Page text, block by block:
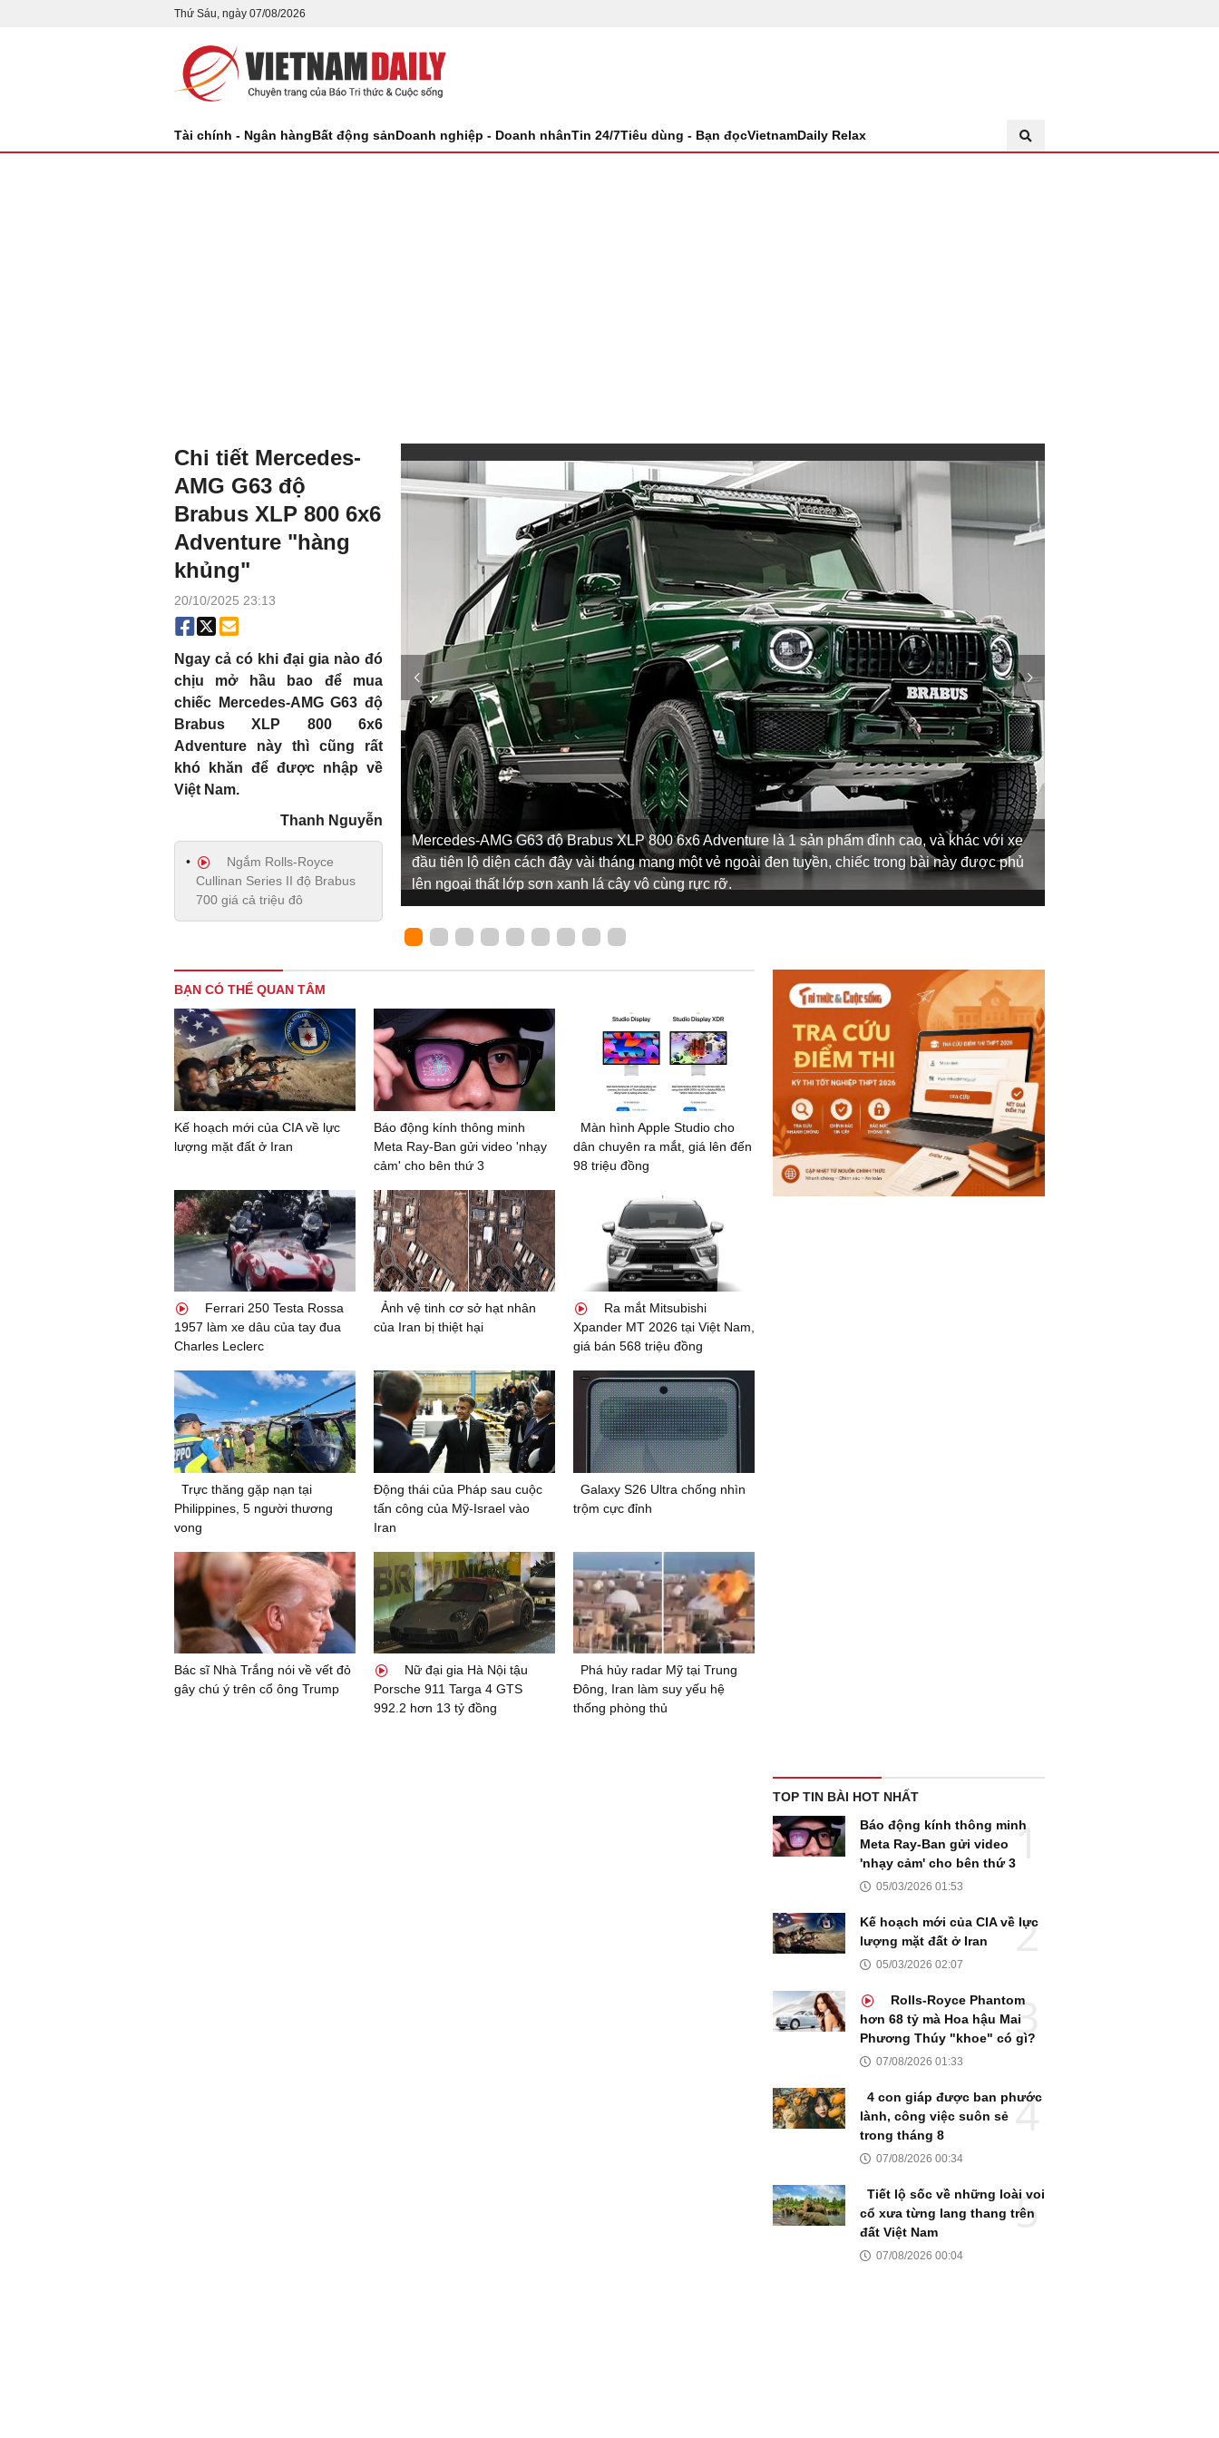
Thứ Sáu, ngày 07/08/2026
Tài chính - Ngân hàngBất động sảnDoanh nghiệp - Doanh nhânTin 24/7Tiêu dùng - Bạn đọcVietnamDaily Relax
Chi tiết Mercedes-
AMG G63 độ
Brabus XLP 800 6x6
Adventure "hàng
khủng"
20/10/2025 23:13
Ngay cả có khi đại gia nào đó
chịu mở hầu bao để mua
chiếc Mercedes-AMG G63 độ
Brabus XLP 800 6x6
Adventure này thì cũng rất
khó khăn để được nhập về
Việt Nam.
Thanh Nguyễn
Ngắm Rolls-Royce
Cullinan Series II độ Brabus
700 giá cả triệu đô
Mercedes-AMG G63 độ Brabus XLP 800 6x6 Adventure là 1 sản phẩm đỉnh cao, và khác với xe
đầu tiên lộ diện cách đây vài tháng mang một vẻ ngoài đen tuyền, chiếc trong bài này được phủ
lên ngoại thất lớp sơn xanh lá cây vô cùng rực rỡ.
BẠN CÓ THỂ QUAN TÂM
Kế hoạch mới của CIA về lực
lượng mặt đất ở Iran
Báo động kính thông minh
Meta Ray-Ban gửi video 'nhạy
cảm' cho bên thứ 3
Màn hình Apple Studio cho
dân chuyên ra mắt, giá lên đến
98 triệu đồng
Ferrari 250 Testa Rossa
1957 làm xe dâu của tay đua
Charles Leclerc
Ảnh vệ tinh cơ sở hạt nhân
của Iran bị thiệt hại
Ra mắt Mitsubishi
Xpander MT 2026 tại Việt Nam,
giá bán 568 triệu đồng
Trực thăng gặp nạn tại
Philippines, 5 người thương
vong
Động thái của Pháp sau cuộc
tấn công của Mỹ-Israel vào
Iran
Galaxy S26 Ultra chống nhìn
trộm cực đỉnh
Bác sĩ Nhà Trắng nói về vết đỏ
gây chú ý trên cổ ông Trump
Nữ đại gia Hà Nội tậu
Porsche 911 Targa 4 GTS
992.2 hơn 13 tỷ đồng
Phá hủy radar Mỹ tại Trung
Đông, Iran làm suy yếu hệ
thống phòng thủ
TOP TIN BÀI HOT NHẤT
Báo động kính thông minh
Meta Ray-Ban gửi video
'nhạy cảm' cho bên thứ 3
05/03/2026 01:53
Kế hoạch mới của CIA về lực
lượng mặt đất ở Iran
05/03/2026 02:07
Rolls-Royce Phantom
hơn 68 tỷ mà Hoa hậu Mai
Phương Thúy "khoe" có gì?
07/08/2026 01:33
4 con giáp được ban phước
lành, công việc suôn sẻ
trong tháng 8
07/08/2026 00:34
Tiết lộ sốc về những loài voi
cổ xưa từng lang thang trên
đất Việt Nam
07/08/2026 00:04